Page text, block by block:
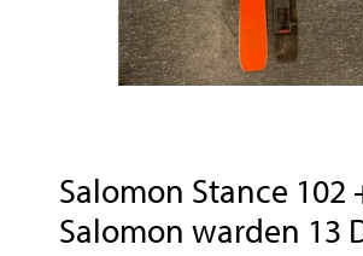
Salomon Stance 102
Salomon warden 13